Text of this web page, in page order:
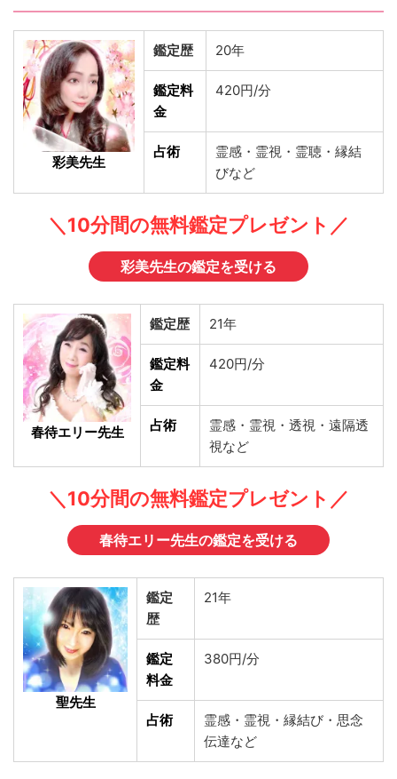
彩美先生
鑑定歴 20年
鑑定料
金
420円/分
占術
霊感・霊視・霊聴・縁結
びなど
＼10分間の無料鑑定プレゼント／
彩美先生の鑑定を受ける
春待エリー先生
鑑定歴 21年
鑑定料
金
420円/分
占術
霊感・霊視・透視・遠隔透
視など
＼10分間の無料鑑定プレゼント／
春待エリー先生の鑑定を受ける
聖先生
鑑定
歴
21年
鑑定
料金
380円/分
占術
霊感・霊視・縁結び・思念
伝達など